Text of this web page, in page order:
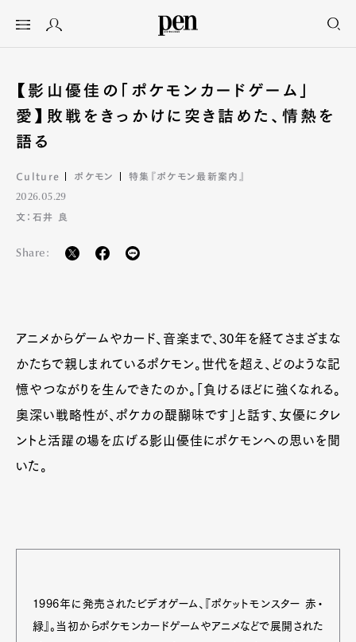
【影山優佳の「ポケモンカードゲーム」
愛】敗戦をきっかけに突き詰めた、情熱を
語る
Culture ポケモン 特集『ポケモン最新案内』
2026.05.29
文：石井 良
Share:
アニメからゲームやカード、音楽まで、30年を経てさまざまな
かたちで親しまれているポケモン。世代を超え、どのような記
憶やつながりを生んできたのか。「負けるほどに強くなれる。
奥深い戦略性が、ポケカの醍醐味です」と話す、女優にタレ
ントと活躍の場を広げる影山優佳にポケモンへの思いを聞
いた。
1996年に発売されたビデオゲーム、『ポケットモンスター 赤・
緑』。当初からポケモンカードゲームやアニメなどで展開された